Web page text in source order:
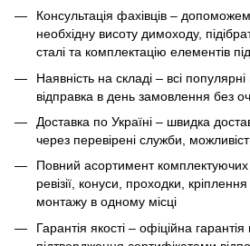
Консультація фахівців –
необхідну висоту димоходу,
сталі та комплектацію елементів
Наявність на складі – всі популярні
відправка в день замовлення без
Доставка по Україні – швидка
через перевірені служби,
Повний асортимент комплектуючих
ревізії, конуси, проходки,
монтажу в одному місці
Гарантія якості – офіційна гарантія